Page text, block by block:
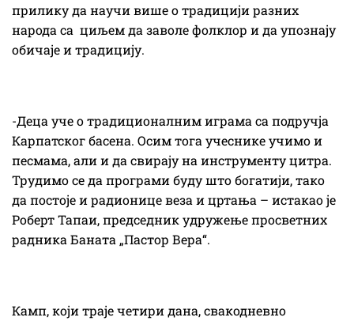
прилику да научи више о традицији разних
народа са циљем да заволе фолклор и да упознају
обичаје и традицију.
-Деца уче о традиционалним играма са подручја
Карпатског басена. Осим тога учеснике учимо и
песмама, али и да свирају на инструменту цитра.
Трудимо се да програми буду што богатији, тако
да постоје и радионице веза и цртања – истакао је
Роберт Тапаи, председник удружење просветних
радника Баната „Пастор Вера“.
Камп, који траје четири дана, свакодневно